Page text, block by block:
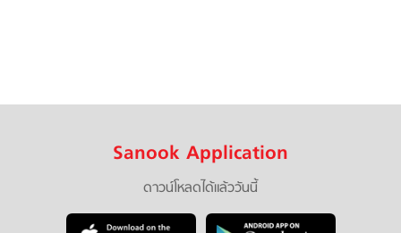
Sanook Application
ดาวน์โหลดได้แล้ววันนี้